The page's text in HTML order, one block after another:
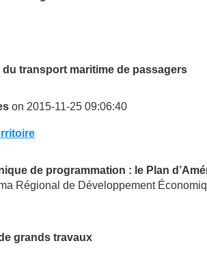
du transport maritime de passagers
on 2015-11-25 09:06:40
de programmation : le Plan
Régional de Développement
grands travaux